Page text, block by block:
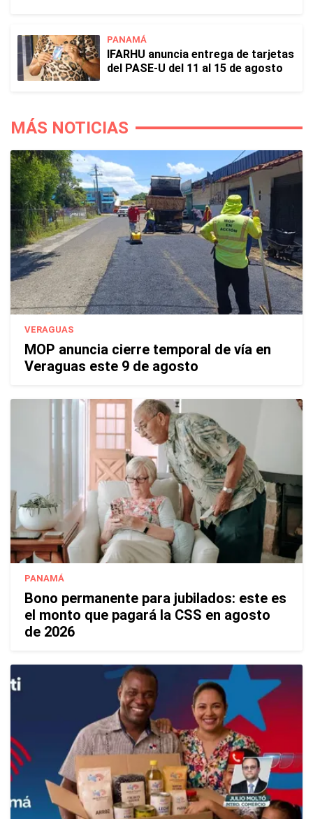
PANAMÁ
IFARHU anuncia entrega de tarjetas
del PASE-U del 11 al 15 de agosto
MÁS NOTICIAS
VERAGUAS
MOP anuncia cierre temporal de vía en
Veraguas este 9 de agosto
PANAMÁ
Bono permanente para jubilados: este es
el monto que pagará la CSS en agosto
de 2026